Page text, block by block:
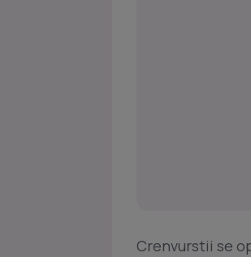
Crenvurstii se